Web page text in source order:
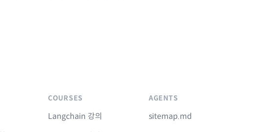
COURSES
Langchain 강의
AGENTS
sitemap.md